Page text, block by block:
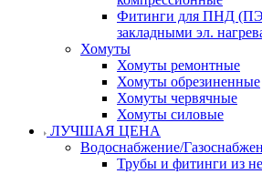
Фитинги для ПНД
закладными эл.
Хомуты
Хомуты ремонтные
Хомуты обрезиненные
Хомуты червячные
Хомуты силовые
ЛУЧШАЯ ЦЕНА
Водоснабжение/
Трубы и фитинги из